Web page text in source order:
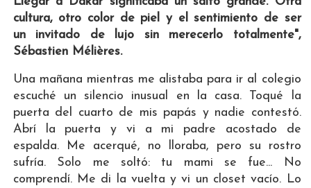
cultura, otro color de piel y el sentimiento de ser
un invitado de lujo sin merecerlo totalmente",
Sébastien Mélières.
Una mañana mientras me alistaba para ir al colegio
escuché un silencio inusual en la casa. Toqué la
puerta del cuarto de mis papás y nadie contestó.
Abrí la puerta y vi a mi padre acostado de
espalda. Me acerqué, no lloraba, pero su rostro
sufría. Solo me soltó: tu mami se fue... No
comprendí. Me di la vuelta y vi un closet vacío. Lo